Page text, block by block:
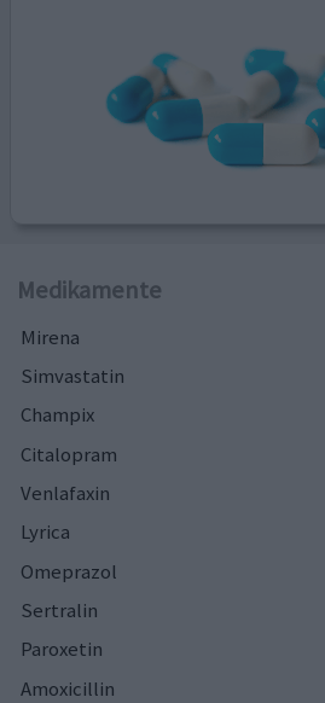
Medikamente
Mirena
Simvastatin
Champix
Citalopram
Venlafaxin
Lyrica
Omeprazol
Sertralin
Paroxetin
Amoxicillin